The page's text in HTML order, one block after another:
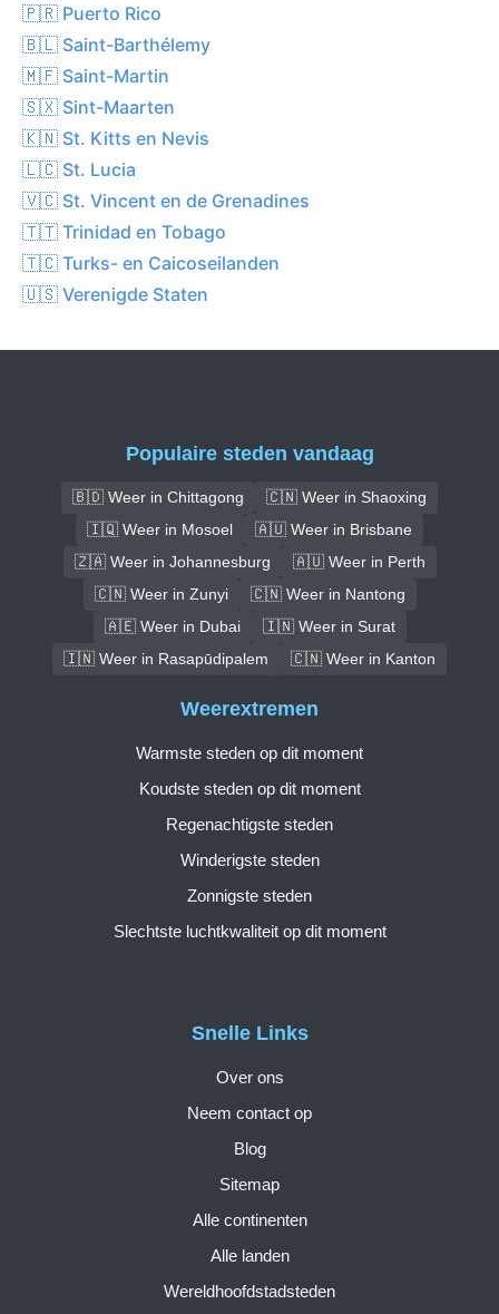
🇵🇷 Puerto Rico
🇧🇱 Saint-Barthélemy
🇲🇫 Saint-Martin
🇸🇽 Sint-Maarten
🇰🇳 St. Kitts en Nevis
🇱🇨 St. Lucia
🇻🇨 St. Vincent en de Grenadines
🇹🇹 Trinidad en Tobago
🇹🇨 Turks- en Caicoseilanden
🇺🇸 Verenigde Staten
Populaire steden vandaag
🇧🇩 Weer in Chittagong
🇨🇳 Weer in Shaoxing
🇮🇶 Weer in Mosoel
🇦🇺 Weer in Brisbane
🇿🇦 Weer in Johannesburg
🇦🇺 Weer in Perth
🇨🇳 Weer in Zunyi
🇨🇳 Weer in Nantong
🇦🇪 Weer in Dubai
🇮🇳 Weer in Surat
🇮🇳 Weer in Rasapūdipalem
🇨🇳 Weer in Kanton
Snelle Links
Over ons
Neem contact op
Blog
Sitemap
Alle continenten
Alle landen
Wereldhoofdstadsteden
Weerextremen
Warmste steden op dit moment
Koudste steden op dit moment
Regenachtigste steden
Winderigste steden
Zonnigste steden
Slechtste luchtkwaliteit op dit moment